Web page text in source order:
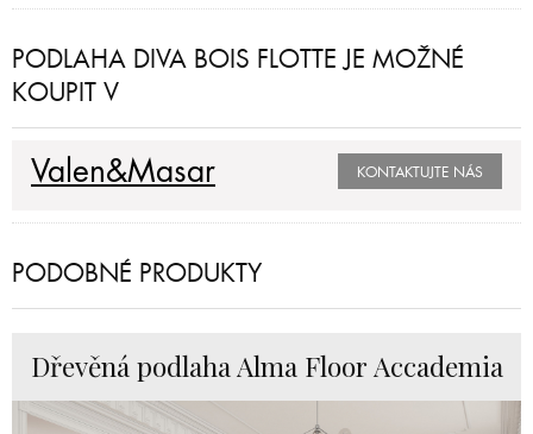
PODLAHA DIVA BOIS FLOTTE JE MOŽNÉ
KOUPIT V
Valen&Masar KONTAKTUJTE NÁS
PODOBNÉ PRODUKTY
Dřevěná podlaha Alma Floor Accademia